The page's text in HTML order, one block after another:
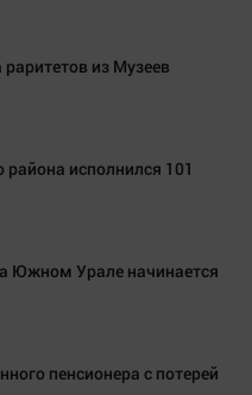
из Музеев
исполнился 101
Южном Урале начинается
пенсионера с потерей